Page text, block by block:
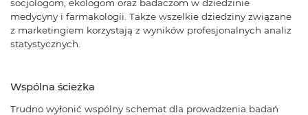
socjologom, ekologom oraz badaczom w dziedzinie
medycyny i farmakologii. Także wszelkie dziedziny związane
z marketingiem korzystają z wyników profesjonalnych analiz
statystycznych.
Wspólna ścieżka
Trudno wyłonić wspólny schemat dla prowadzenia badań